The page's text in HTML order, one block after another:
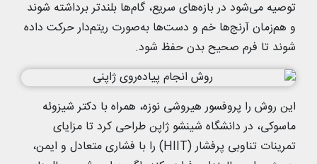
توصیه می‌شود در بازه‌های سریع، گام‌ها بلندتر برداشته شوند
و هم‌زمان آرنج‌ها خم و دست‌ها به‌صورت ریتم‌دار حرکت داده
شوند تا فرم صحیح بدن حفظ شود.
این روش را پروفسور هیروشی نوزه، همراه با دکتر شیزوئه
ماسوکی، در دانشگاه شینشو ژاپن طراحی کرد تا مزایای
تمرینات تناوبی پرفشار (HIIT) را با فشاری متعادل و ایمن،